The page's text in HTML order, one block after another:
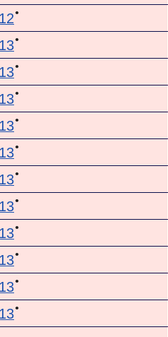
12 ●
13●
13●
13●
13●
13●
13●
13●
13●
13●
13●
13●